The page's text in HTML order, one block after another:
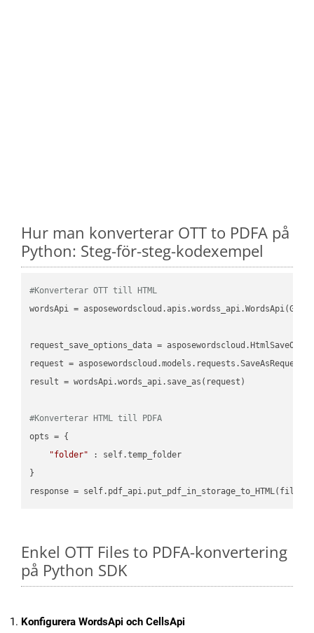
Hur man konverterar OTT to PDFA på
Python: Steg-för-steg-kodexempel
#Konverterar OTT till HTML
wordsApi =
request_save_options_data =
request =
result = wordsApi.words_api.save_as(request)
#Konverterar HTML till PDFA
opts = {
"folder" : self.temp_folder
}
Enkel OTT Files to PDFA-konvertering
på Python SDK
Konfigurera WordsApi och CellsApi